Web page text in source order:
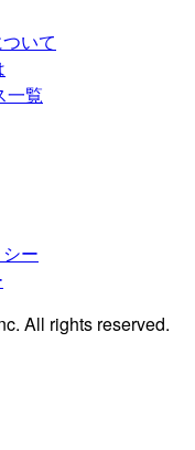
いて
一覧
ー
All rights reserved.